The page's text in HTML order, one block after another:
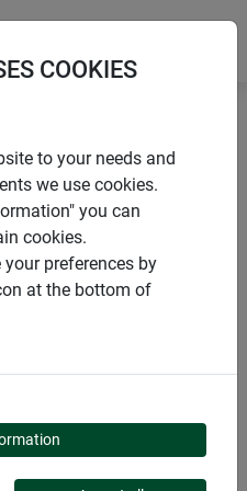
Z3 Chatière
COOKIES
to your needs and
we use cookies.
you can
cookies.
preferences by
at the bottom of